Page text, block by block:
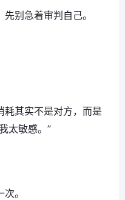
别急着审判自己。
耗其实不是对方，而是
太敏感。”
。